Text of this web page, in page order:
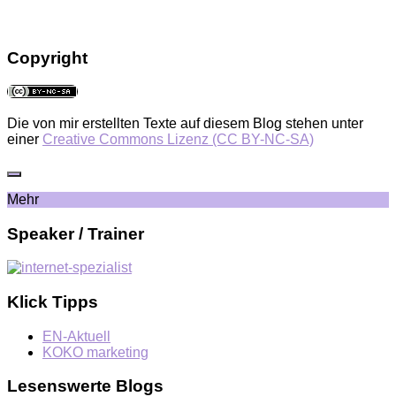
Copyright
Die von mir erstellten Texte auf diesem Blog stehen unter
einer Creative Commons Lizenz (CC BY-NC-SA)
Mehr
Speaker / Trainer
Klick Tipps
EN-Aktuell
KOKO marketing
Lesenswerte Blogs